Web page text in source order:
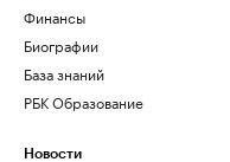
Финансы
Биографии
База знаний
РБК Образование
Новости